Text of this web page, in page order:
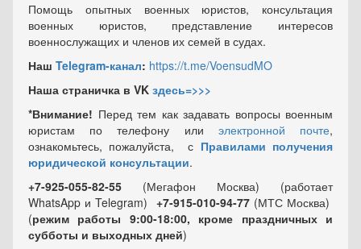
Помощь опытных военных юристов, консультация
военных юристов, представление интересов
военнослужащих и членов их семей в судах.
Наш Telegram-канал: https://t.me/VoensudMO
Наша страничка в VK здесь=>>>
*Внимание! Перед тем как задавать вопросы военным
юристам по телефону или электронной почте,
ознакомьтесь, пожалуйста, с Правилами получения
юридической консультации.
+7-925-055-82-55 (Мегафон Москва) (работает
WhatsApp и Telegram) +7-915-010-94-77 (МТС Москва)
(режим работы 9:00-18:00, кроме праздничных и
субботы и выходных дней)